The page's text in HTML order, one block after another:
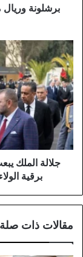
تشيلسي
برشلونة وريال
جلالة
الملك
يبعث
رسالة
إلى
عبد
اللطيف
حموشي
ردا
على
رفعها
جلالة الملك
برقية
مقالات ذات صلة